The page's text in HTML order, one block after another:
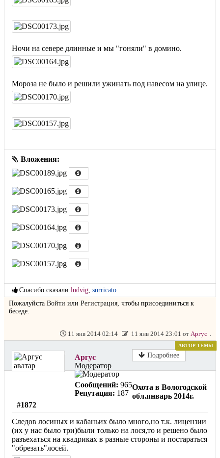
Ночи на севере длинные и мы "гоняли" в домино.
Мороза не было и решили ужинать под навесом на улице.
Вложения:
Спасибо сказали ludvig, surricato
Пожалуйста Войти или Регистрация, чтобы присоединиться к
беседе.
11 янв 2014 02:14 11 янв 2014 23:01 от Аргус .
Не в сети
Аргус
Модератор
Сообщений: 965
Репутация: 187
Подробнее
АВТОР ТЕМЫ
Охота в Вологодской
обл.январь 2014г.
#1872
Следов лосиных и кабаньих было много,но т.к. лицензии
(их у нас было три)были только на лося,то и решено было
разъехаться на квадриках в разные стороны и постараться
"обрезать"лосей.